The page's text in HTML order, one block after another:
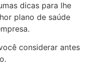
dicas para lhe
plano de saúde
considerar antes